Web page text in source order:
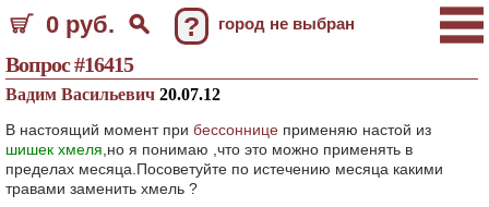
0 руб. ? город не выбран
Вопрос #16415
Вадим Васильевич 20.07.12
В настоящий момент при бессоннице применяю настой из
шишек хмеля ,но я понимаю ,что это можно применять в
пределах месяца.Посоветуйте по истечению месяца какими
травами заменить хмель ?